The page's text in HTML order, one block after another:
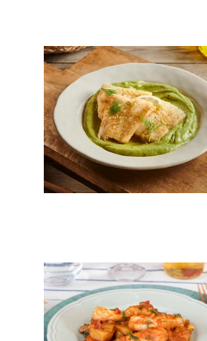
Μπακαλιάρος με
κρούστα και σκορδαλιά
αβοκάντο
ΨΑΡΙΑ
Φιλέτο μπακαλιάρου με
πατάτες και μανιτάρια
ΨΑΡΙΑ